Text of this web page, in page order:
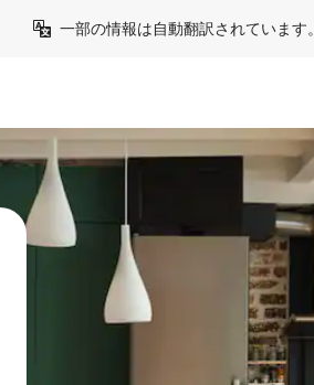
一部の情報は自動翻訳されています。